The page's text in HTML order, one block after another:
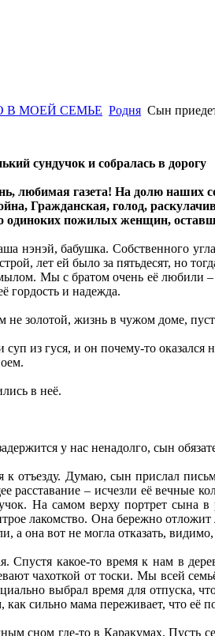
В МОЕЙ СЕМЬЕ Родня Сын
сундучок и собралась в дорогу
любимая газета! На долю наших
Гражданская, голод,
одиноких пожилых женщин,
нэнэй, бабушка. Собственного
лет ей было за пятьдесят, но
Мы с братом очень её любили
гордость и надежда.
не золотой, жизнь в чужом доме,
из гуся, и он почему-то
в неё.
у нас ненадолго, сын
к отъезду. Думаю, сын прислал
расставание – исчезли её вечные
На самом верху портрет сына
лакомство. Она бережно
а она вот не могла отказать,
Спустя какое-то время к нам в
чахоткой от тоски. Мы всей
выбрал время для отпуска,
как сильно мама переживает, что её
сном где-то в Каракумах. Пусть